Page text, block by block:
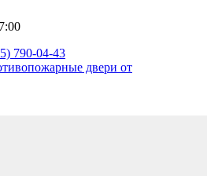
790-04-43
двери от